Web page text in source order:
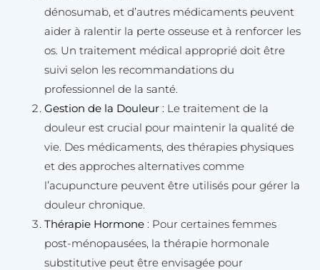
dénosumab, et d’autres médicaments peuvent
aider à ralentir la perte osseuse et à renforcer les
os. Un traitement médical approprié doit être
suivi selon les recommandations du
professionnel de la santé.
Gestion de la Douleur : Le traitement de la
douleur est crucial pour maintenir la qualité de
vie. Des médicaments, des thérapies physiques
et des approches alternatives comme
l’acupuncture peuvent être utilisés pour gérer la
douleur chronique.
Thérapie Hormone : Pour certaines femmes
post-ménopausées, la thérapie hormonale
substitutive peut être envisagée pour